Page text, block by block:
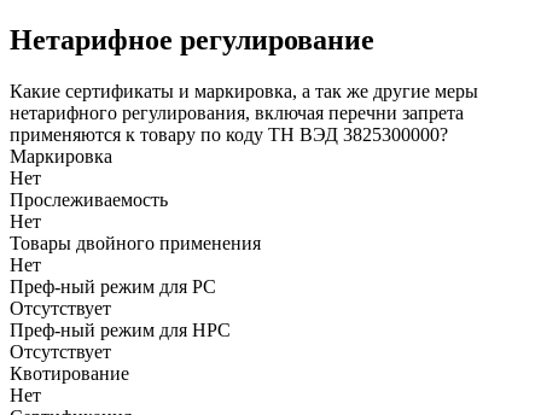
Нетарифное регулирование
Какие сертификаты и маркировка, а так же другие меры
нетарифного регулирования, включая перечни запрета
применяются к товару по коду ТН ВЭД 3825300000?
Маркировка
Нет
Прослеживаемость
Нет
Товары двойного применения
Нет
Преф-ный режим для РС
Отсутствует
Преф-ный режим для НРС
Отсутствует
Квотирование
Нет